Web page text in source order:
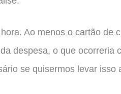
Ao menos o cartão de
despesa, o que ocorreria
se quisermos levar isso